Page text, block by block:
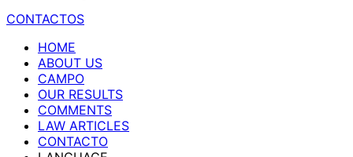
CONTACTOS
HOME
ABOUT US
CAMPO
OUR RESULTS
COMMENTS
LAW ARTICLES
CONTACTO